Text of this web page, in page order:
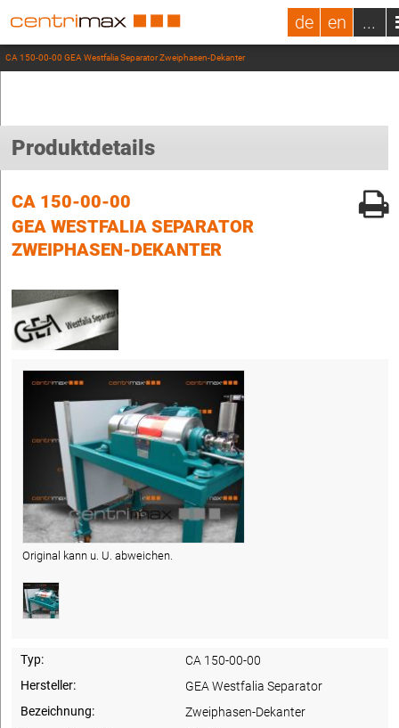
de en ...
CA 150-00-00 GEA Westfalia Separator Zweiphasen-Dekanter
Produktdetails
CA 150-00-00
GEA WESTFALIA SEPARATOR
ZWEIPHASEN-DEKANTER
Original kann u. U. abweichen.
Typ:
CA 150-00-00
Hersteller:
GEA Westfalia Separator
Bezeichnung:
Zweiphasen-Dekanter